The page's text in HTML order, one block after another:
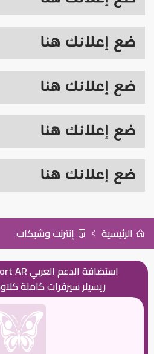
الرئيسية إنترنت وشبكات
ريسيلر سيرفرات كاملة